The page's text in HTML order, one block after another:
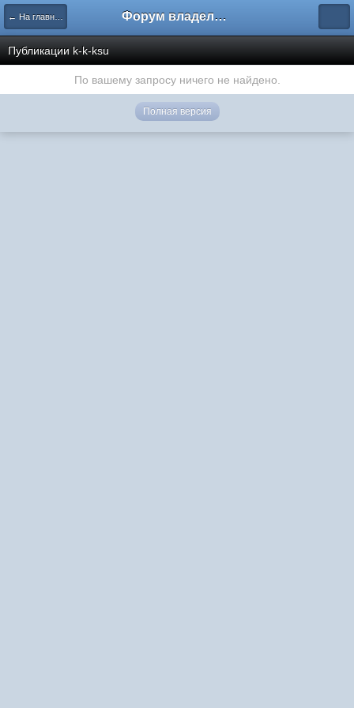
← На главную Форум владельцев интернет-магазинов
Публикации k-k-ksu
По вашему запросу ничего не найдено.
Полная версия